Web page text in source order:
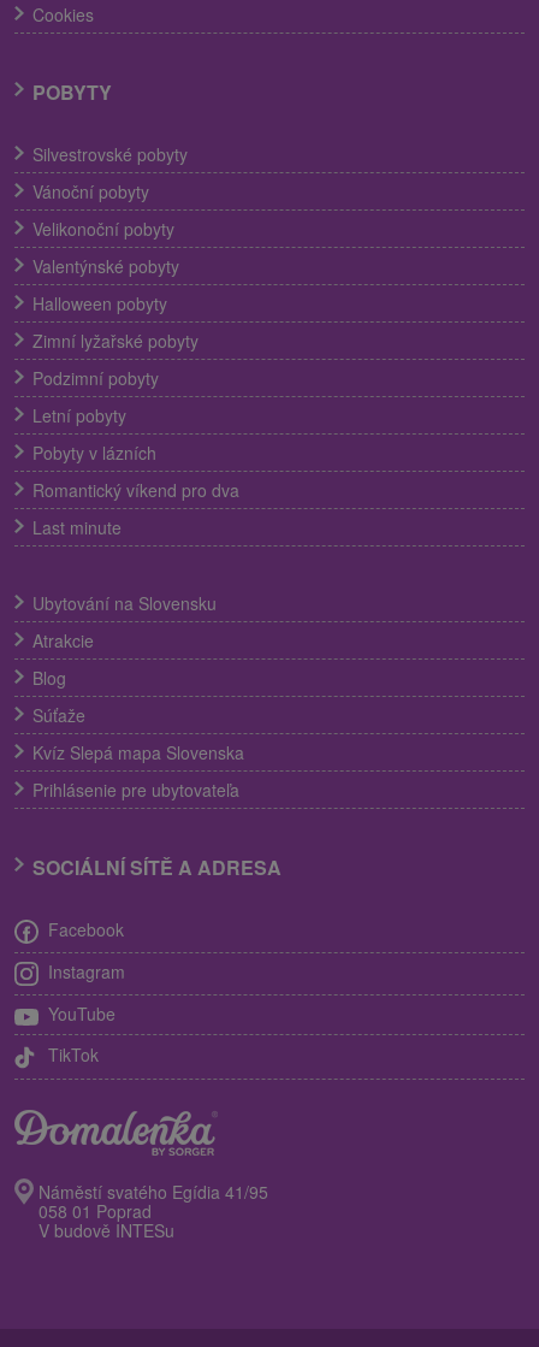
Cookies
POBYTY
Silvestrovské pobyty
Vánoční pobyty
Velikonoční pobyty
Valentýnské pobyty
Halloween pobyty
Zimní lyžařské pobyty
Podzimní pobyty
Letní pobyty
Pobyty v lázních
Romantický víkend pro dva
Last minute
Ubytování na Slovensku
Atrakcie
Blog
Súťaže
Kvíz Slepá mapa Slovenska
Prihlásenie pre ubytovateľa
SOCIÁLNÍ SÍTĚ A ADRESA
Facebook
Instagram
YouTube
TikTok
Náměstí svatého Egídia 41/95
058 01 Poprad
V budově INTESu